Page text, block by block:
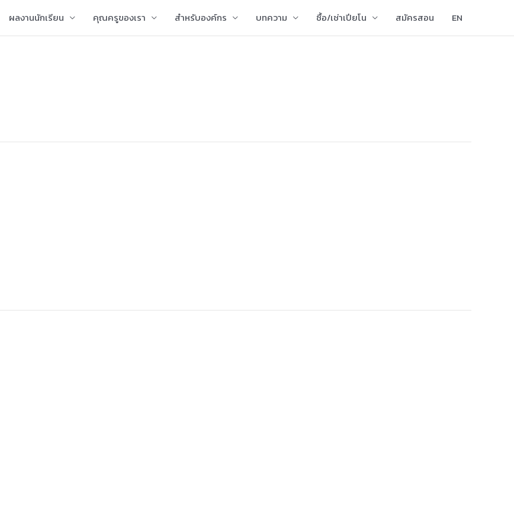
ผลงานนักเรียน คุณครูของเรา สำหรับองค์กร บทความ ซื้อ/เช่าเปียโน สมัครสอน EN